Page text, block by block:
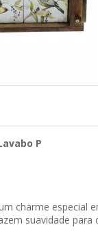
P
charme especial
suavidade para